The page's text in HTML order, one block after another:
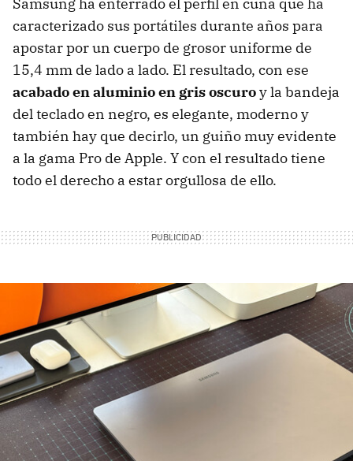
caracterizado sus portátiles durante años para
apostar por un cuerpo de grosor uniforme de
15,4 mm de lado a lado. El resultado, con ese
acabado en aluminio en gris oscuroy la bandeja
del teclado en negro, es elegante, moderno y
también hay que decirlo, un guiño muy evidente
a la gama Pro de Apple. Y con el resultado tiene
todo el derecho a estar orgullosa de ello.